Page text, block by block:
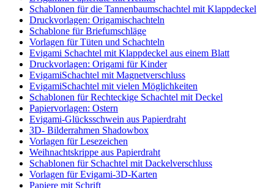
Schablonen für die Tannenbaumschachtel mit Klappdeckel
Druckvorlagen: Origamischachteln
Schablone für Briefumschläge
Vorlagen für Tüten und Schachteln
Evigami Schachtel mit Klappdeckel aus einem Blatt
Druckvorlagen: Origami für Kinder
EvigamiSchachtel mit Magnetverschluss
EvigamiSchachtel mit vielen Möglichkeiten
Schablonen für Rechteckige Schachtel mit Deckel
Papiervorlagen: Ostern
Evigami-Glücksschwein aus Papierdraht
3D- Bilderrahmen Shadowbox
Vorlagen für Lesezeichen
Weihnachtskrippe aus Papierdraht
Schablonen für Schachtel mit Dackelverschluss
Vorlagen für Evigami-3D-Karten
Papiere mit Schrift